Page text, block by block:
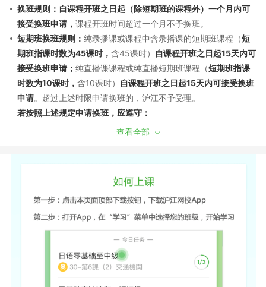
换班规则：自课程开班之日起（除短期班的课程外）一个月内可
接受换班申请， 课程开班时间超过一个月不予换班。
短期班换班规则： 纯录播课或课程中含录播课的短期班课程（短
期班指课时数为45课时， 含45课时）
自课程开班之日起15天内可
接受换班申请； 纯直播课课程或纯直播短期班课程（短期班指课
时数为10课时， 含10课时）
自课程开班之日起15天内可接受换班
申请。超过上述时限申请换班的，沪江不予受理。
若按照上述规定申请换班，应遵守：
（1）换班需经过学员申请和沪江审批，换班差价需遵循现行售后
（2）如产生课程换班，开通课程时使用消耗的学习卡/优惠券将
不能再次使用，亦不能在置换的班级中进行抵扣课程费用。
（3）开通的课程只有一次换班机会，已申请并成功更换的课程不
再接受换班申请。另外，成功换班后的课程，不再享有申请退班
的权利。例如A课程-->B课程，B课程不能再次申请更换和退班。
（4）更换课程中，若申请由课程费用低的班级换至为课程费用高
查看全部